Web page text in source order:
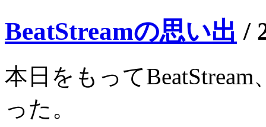
BeatStreamの思い出 /
本日をもって
った。